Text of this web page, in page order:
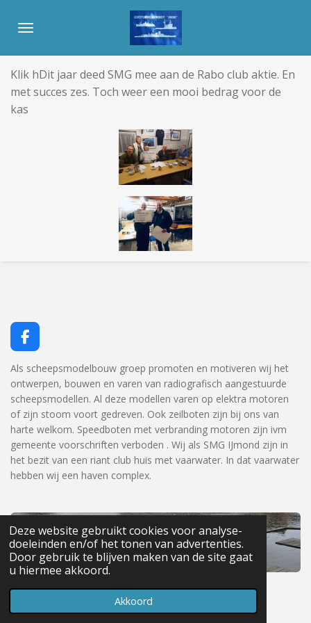
Deze website gebruikt cookies voor analyse-
doeleinden en/of het tonen van advertenties.
Door gebruik te blijven maken van de site gaat
u hiermee akkoord.
Akkoord
direct
hoofdinhoud
Klik hDit jaar deed SMG mee aan de Rabo club aktie. En
met succes zes. Toch weer een mooi bedrag voor de
kas
F
a
c
e
b
o
o
k
Als scheepsmodelbouw groep promoten en motiveren wij het
ontwerpen, bouwen en varen van radiografisch aangestuurde
scheepsmodellen. Al deze modellen varen op elektra motoren
of zijn stoom voort gedreven. Ook zeilboten zijn bij ons van
harte welkom. Speedboten met verbranding motoren zijn ivm
gemeente voorschriften verboden . Wij als SMG IJmond zijn in
het bezit van een riant club huis met vaarwater. In dat vaarwater
hebben wij een haven complex.